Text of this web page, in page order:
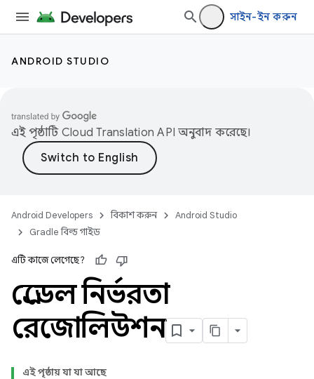
সাইন-ইন করুন
ANDROID STUDIO
এই পৃষ্ঠাটি Cloud Translation API অনুবাদ করেছে।
Android Developers বিকাশ করুন
Android Studio
Gradle বিল্ড গাইড
এটি কাজে লেগেছে?
গ্রেডেল নির্ভরতা
রেজোলিউশন
এই পৃষ্ঠায় যা যা আছে